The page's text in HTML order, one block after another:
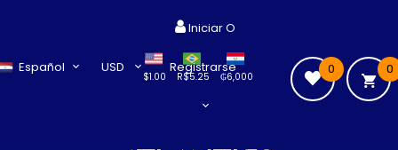
Español USD
$1.00 ₲6,000
R$5.25
Iniciar O
Registrarse 0
0